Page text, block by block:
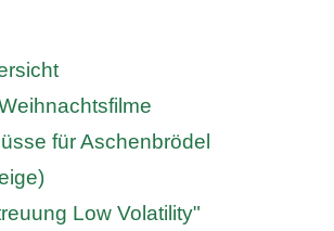
für Aschenbrödel
Low Volatility"